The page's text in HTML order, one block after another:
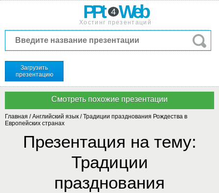
PPt 4 Web
Хостинг презентаций
Загрузить
презентацию
Главная /Английский язык /Традиции празднования Рождества в
Европейских странах
Презентация на тему:
Традиции
празднования